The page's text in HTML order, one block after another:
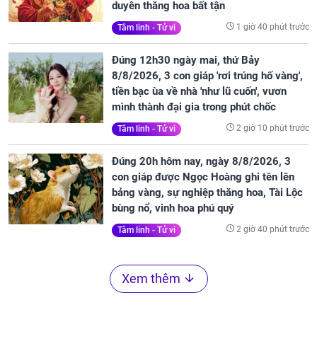
duyên thăng hoa bất tận
Tâm linh - Tử vi 1 giờ 40 phút trước
Đúng 12h30 ngày mai, thứ Bảy
8/8/2026, 3 con giáp 'rơi trúng hố vàng',
tiền bạc ùa về nhà 'như lũ cuốn', vươn
mình thành đại gia trong phút chốc
Tâm linh - Tử vi 2 giờ 10 phút trước
Đúng 20h hôm nay, ngày 8/8/2026, 3
con giáp được Ngọc Hoàng ghi tên lên
bảng vàng, sự nghiệp thăng hoa, Tài Lộc
bùng nổ, vinh hoa phú quý
Tâm linh - Tử vi 2 giờ 40 phút trước
Xem thêm